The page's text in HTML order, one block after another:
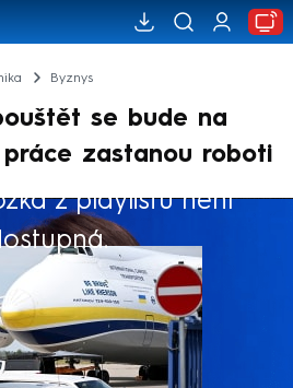
Byznys
se bude na
zastanou roboti
z playlistu není